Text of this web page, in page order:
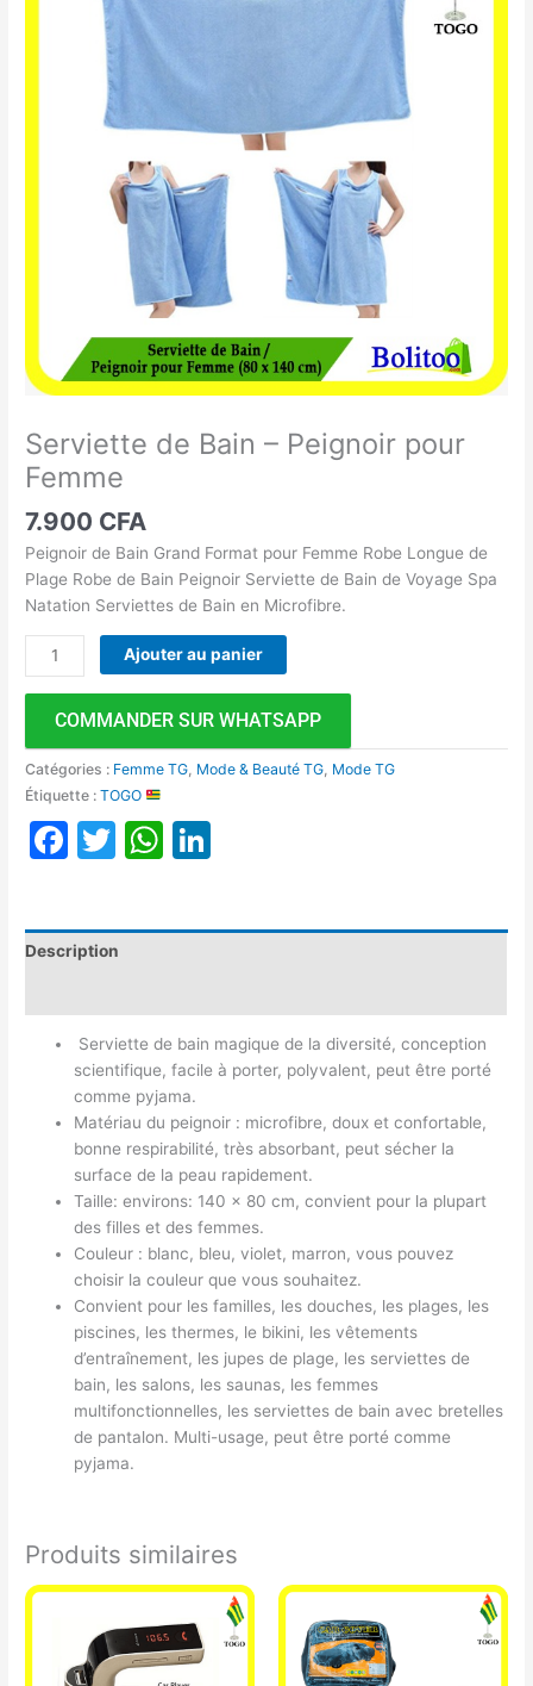
Serviette de Bain – Peignoir pour
Femme
7.900 CFA
Peignoir de Bain Grand Format pour Femme Robe Longue de
Plage Robe de Bain Peignoir Serviette de Bain de Voyage Spa
Natation Serviettes de Bain en Microfibre.
Ajouter au panier
COMMANDER SUR WHATSAPP
Catégories : Femme TG Mode & Beauté TG Mode TG
Étiquette :TOGO
Facebook
TwitterWhatsApp
Description
Serviette de bain magique de la diversité, conception
scientifique, facile à porter, polyvalent, peut être porté
comme pyjama.
Matériau du peignoir : microfibre, doux et confortable,
bonne respirabilité, très absorbant, peut sécher la
surface de la peau rapidement.
Taille: environs: 140 x 80 cm, convient pour la plupart
des filles et des femmes.
Couleur : blanc, bleu, violet, marron, vous pouvez
choisir la couleur que vous souhaitez.
Convient pour les familles, les douches, les plages, les
piscines, les thermes, le bikini, les vêtements
d’entraînement, les jupes de plage, les serviettes de
bain, les salons, les saunas, les femmes
multifonctionnelles, les serviettes de bain avec bretelles
de pantalon. Multi-usage, peut être porté comme
pyjama.
Produits similaires